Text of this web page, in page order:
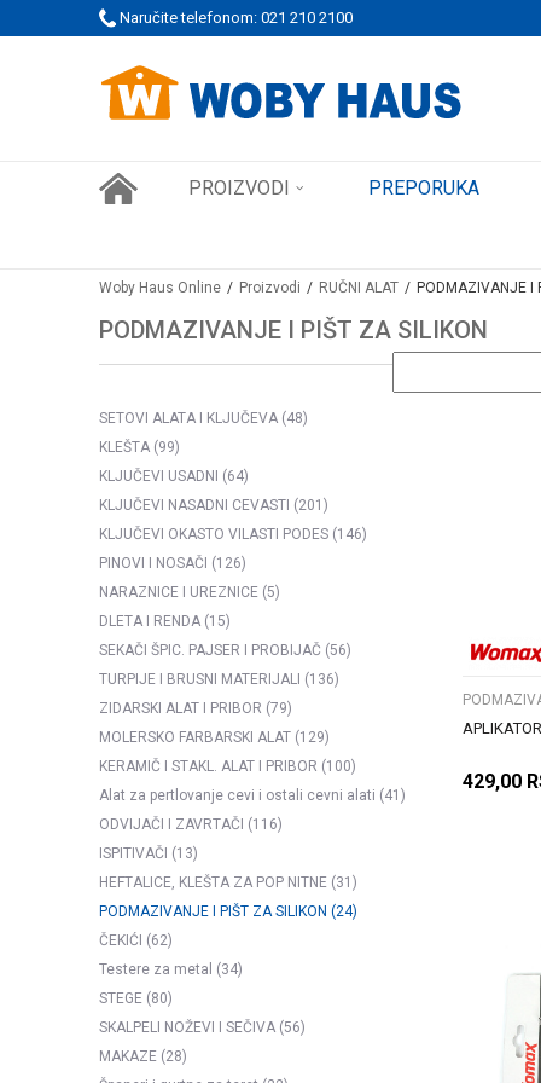
Naručite telefonom: 021 210 2100
PORUDŽBINE! SIGURNO PLAĆANJE PLATNIM KARTICAMA
PROIZVODI PREPORUKA
Woby Haus Online Proizvodi RUČNI ALAT PODMAZIVANJE I
PODMAZIVANJE I PIŠT ZA SILIKON
SETOVI ALATA I KLJUČEVA (48)
KLEŠTA (99)
KLJUČEVI USADNI (64)
KLJUČEVI NASADNI CEVASTI (201)
KLJUČEVI OKASTO VILASTI PODES (146)
PINOVI I NOSAČI (126)
NARAZNICE I UREZNICE (5)
DLETA I RENDA (15)
SEKAČI ŠPIC. PAJSER I PROBIJAČ (56)
TURPIJE I BRUSNI MATERIJALI (136)
ZIDARSKI ALAT I PRIBOR (79)
MOLERSKO FARBARSKI ALAT (129)
KERAMIČ I STAKL. ALAT I PRIBOR (100)
Alat za pertlovanje cevi i ostali cevni alati (41)
ODVIJAČI I ZAVRTAČI (116)
ISPITIVAČI (13)
HEFTALICE, KLEŠTA ZA POP NITNE (31)
PODMAZIVANJE I PIŠT ZA SILIKON (24)
ČEKIĆI (62)
Testere za metal (34)
STEGE (80)
SKALPELI NOŽEVI I SEČIVA (56)
MAKAZE (28)
429,00